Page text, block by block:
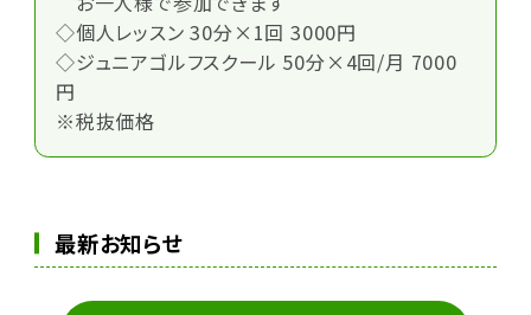
◇個人レッスン 30分×1回 3000円
◇ジュニアゴルフスクール 50分×4回/月 7000
円
※税抜価格
最新お知らせ